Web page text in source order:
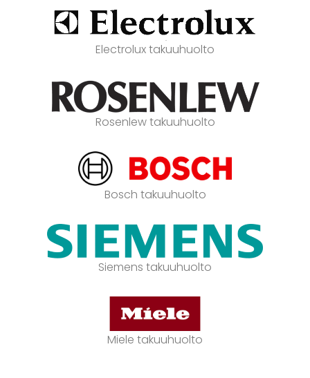
Electrolux takuuhuolto
Rosenlew takuuhuolto
Bosch takuuhuolto
Siemens takuuhuolto
Miele takuuhuolto